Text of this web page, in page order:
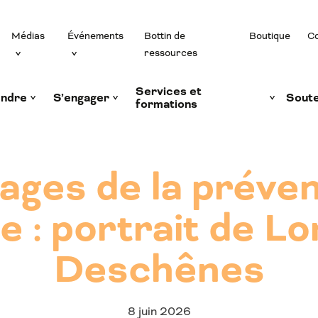
Médias Événements
Bottin de
ressources
Boutique
S’engager
Services et
formations
de la
: portrait de
Deschênes
8 juin 2026